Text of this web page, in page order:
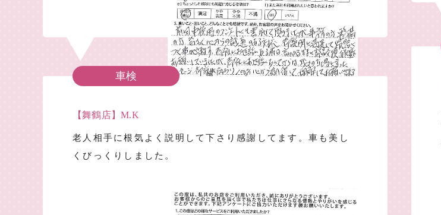
車検
【舞鶴店】M.K
老人相手に根気よく説明して下さり感謝してます。車も美し
くびっくりしました。